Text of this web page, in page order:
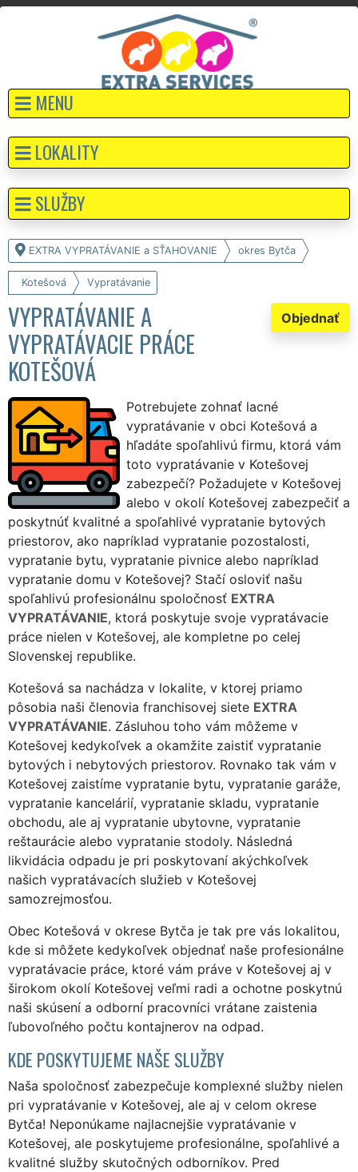
MENU
EXTRA VYPRATÁVANIE a SŤAHOVANIE okres Bytča
Kotešová Vypratávanie
Objednať
VYPRATÁVANIE A
VYPRATÁVACIE PRÁCE
KOTEŠOVÁ
Potrebujete zohnať lacné
vypratávanie v obci Kotešová a
hľadáte spoľahlivú firmu, ktorá vám
toto vypratávanie v Kotešovej
zabezpečí? Požadujete v Kotešovej
alebo v okolí Kotešovej zabezpečiť a
poskytnúť kvalitné a spoľahlivé vypratanie bytových
priestorov, ako napríklad vypratanie pozostalosti,
vypratanie bytu, vypratanie pivnice alebo napríklad
vypratanie domu v Kotešovej? Stačí osloviť našu
spoľahlivú profesionálnu spoločnosť EXTRA
VYPRATÁVANIE, ktorá poskytuje svoje vypratávacie
práce nielen v Kotešovej, ale kompletne po celej
Slovenskej republike.
Kotešová sa nachádza v lokalite, v ktorej priamo
pôsobia naši členovia franchisovej siete EXTRA
VYPRATÁVANIE. Zásluhou toho vám môžeme v
Kotešovej kedykoľvek a okamžite zaistiť vypratanie
bytových i nebytových priestorov. Rovnako tak vám v
Kotešovej zaistíme vypratanie bytu, vypratanie garáže,
vypratanie kancelárií, vypratanie skladu, vypratanie
obchodu, ale aj vypratanie ubytovne, vypratanie
reštaurácie alebo vypratanie stodoly. Následná
likvidácia odpadu je pri poskytovaní akýchkoľvek
našich vypratávacích služieb v Kotešovej
samozrejmosťou.
Obec Kotešová v okrese Bytča je tak pre vás lokalitou,
kde si môžete kedykoľvek objednať naše profesionálne
vypratávacie práce, ktoré vám práve v Kotešovej aj v
širokom okolí Kotešovej veľmi radi a ochotne poskytnú
naši skúsení a odborní pracovníci vrátane zaistenia
ľubovoľného počtu kontajnerov na odpad.
KDE POSKYTUJEME NAŠE SLUŽBY
Naša spoločnosť zabezpečuje komplexné služby nielen
pri vypratávanie v Kotešovej, ale aj v celom okrese
Bytča! Neponúkame najlacnejšie vypratávanie v
Kotešovej, ale poskytujeme profesionálne, spoľahlivé a
kvalitné služby skutočných odborníkov. Pred
LOKALITY
SLUŽBY